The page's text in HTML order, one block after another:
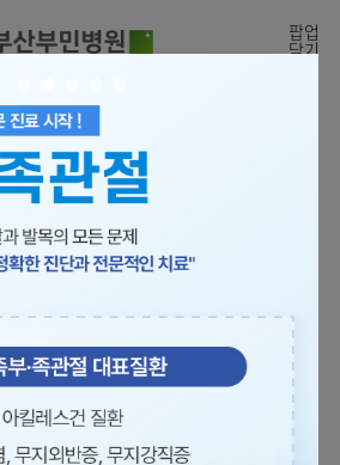
팝업
닫기
의료진 소개
[진료시간표]
월요일 09:00~18:00
화~금 09:00~17:00